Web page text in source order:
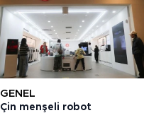
GENEL
Çin menşeli robot